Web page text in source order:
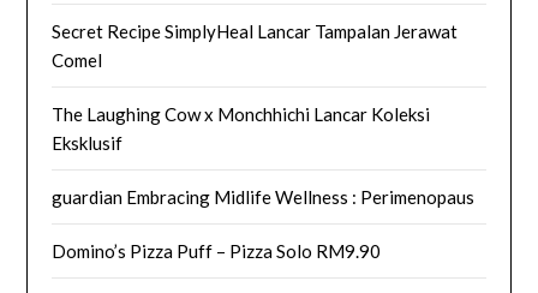
Secret Recipe SimplyHeal Lancar Tampalan Jerawat
Comel
The Laughing Cow x Monchhichi Lancar Koleksi
Eksklusif
guardian Embracing Midlife Wellness : Perimenopaus
Domino’s Pizza Puff – Pizza Solo RM9.90